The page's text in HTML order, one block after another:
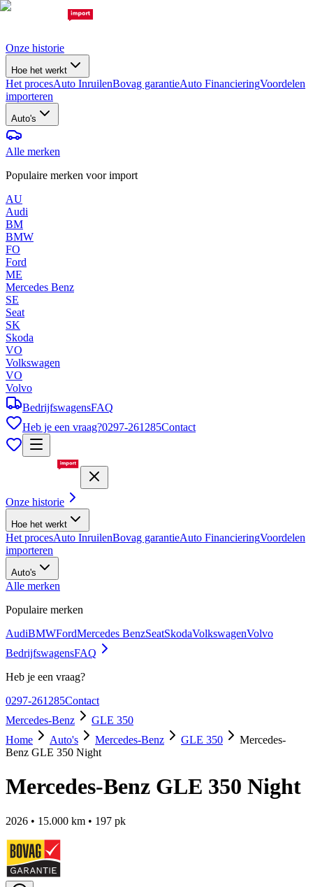
Onze historie
Hoe het werkt
Het procesAuto InruilenBovag garantieAuto FinancieringVoordelen
importeren
Auto's
Alle merken
Populaire merken voor import
AU
Audi
BM
BMW
FO
Ford
ME
Mercedes Benz
SE
Seat
SK
Skoda
VO
Volkswagen
VO
Volvo
BedrijfswagensFAQ
Heb je een vraag?0297-261285Contact
Onze historie
Hoe het werkt
Het procesAuto InruilenBovag garantieAuto FinancieringVoordelen
importeren
Auto's
Alle merken
Populaire merken
AudiBMWFordMercedes BenzSeatSkodaVolkswagenVolvo
BedrijfswagensFAQ
Heb je een vraag?
0297-261285Contact
Mercedes-Benz
GLE 350
Home
Auto's Mercedes-Benz GLE 350
Mercedes-
Benz GLE 350 Night
Mercedes-Benz GLE 350 Night
2026 • 15.000 km • 197 pk